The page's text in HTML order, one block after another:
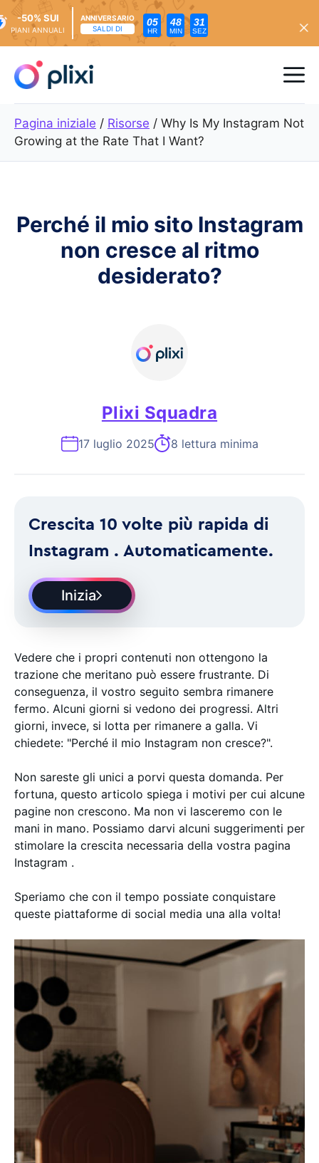
contenuto
-50% SUI
PIANI ANNUALI
ANNIVERSARIO
SALDI DI
05
HR
48
MIN
29
SEZ
Pagina iniziale / Risorse / Why Is My Instagram Not
Growing at the Rate That I Want?
Perché il mio sito Instagram
non cresce al ritmo
desiderato?
Plixi Squadra
17 luglio 2025 8 lettura minima
Crescita 10 volte più rapida di
Instagram . Automaticamente.
Inizia
Vedere che i propri contenuti non ottengono la
trazione che meritano può essere frustrante. Di
conseguenza, il vostro seguito sembra rimanere
fermo. Alcuni giorni si vedono dei progressi. Altri
giorni, invece, si lotta per rimanere a galla. Vi
chiedete: "Perché il mio Instagram non cresce?".
Non sareste gli unici a porvi questa domanda. Per
fortuna, questo articolo spiega i motivi per cui alcune
pagine non crescono. Ma non vi lasceremo con le
mani in mano. Possiamo darvi alcuni suggerimenti per
stimolare la crescita necessaria della vostra pagina
Instagram .
Speriamo che con il tempo possiate conquistare
queste piattaforme di social media una alla volta!